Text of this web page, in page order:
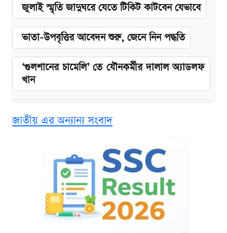
জুলাই স্মৃতি জাদুঘরে যেতে টিকিট কাটবেন যেভাবে
ভাতা-উপবৃত্তির আবেদন শুরু, জেনে নিন পদ্ধতি
‘গুলশানের চামেলি’ তে যৌনকর্মীর দালাল অ্যাডলফ
খান
দাম ও ফিচার
কবে শুরু হচ্ছে ঢাবির ভর্তি আবেদন, জানাল কর্তৃপক্ষ
নবম জাতীয় পে-স্কেল নিয়ে সর্বশেষ যা জানা গেল
আজকের বাজারে স্বর্ণের দাম (৪ আগস্ট)
জাতীয় এর অন্যান্য সংবাদ